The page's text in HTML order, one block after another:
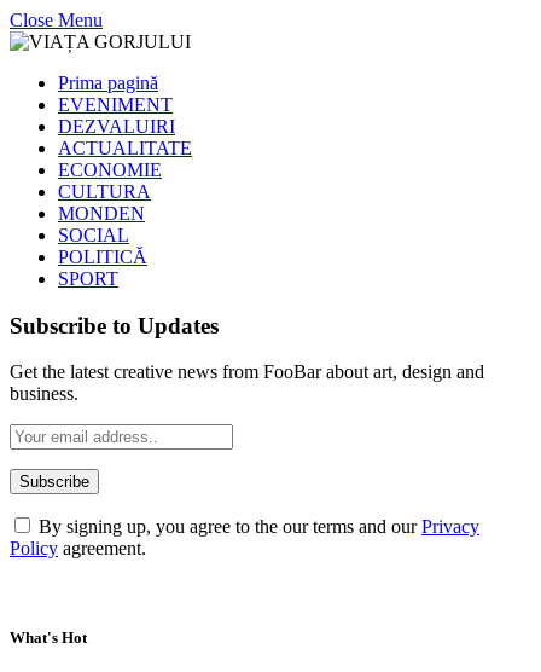
Close Menu
Prima pagină
EVENIMENT
DEZVALUIRI
ACTUALITATE
ECONOMIE
CULTURA
MONDEN
SOCIAL
POLITICĂ
SPORT
Subscribe to Updates
Get the latest creative news from FooBar about art, design and
business.
By signing up, you agree to the our terms and ourPrivacy
Policy agreement.
What's Hot